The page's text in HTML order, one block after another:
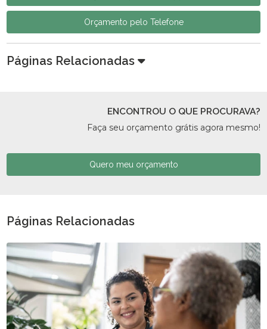
Orçamento pelo Telefone
Páginas Relacionadas
ENCONTROU O QUE PROCURAVA?
Faça seu orçamento grátis agora mesmo!
Quero meu orçamento
Páginas Relacionadas